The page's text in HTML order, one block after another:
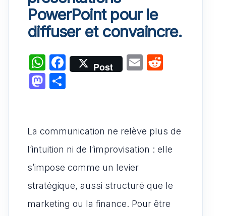
PowerPoint pour le
diffuser et convaincre.
W
h
at
s
A
p
p
F
a
e
b
o
o
k
Post
E
t
M
st
o
d
o
n
ta
g
er
La communication ne relève plus de
l’intuition ni de l’improvisation : elle
s’impose comme un levier
stratégique, aussi structuré que le
marketing ou la finance. Pour être